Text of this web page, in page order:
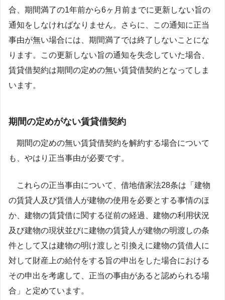
合、期間満了の1年前から6ヶ月前までに更新しない旨の
通知をしなければなりません。さらに、この通知に正当
事由が無い場合には、期間満了では終了しないことにな
ります。
この更新しない旨の通知を失念していた場合、
賃貸借契約は期間の定めの無い賃貸借契約となってしま
います。
期間の定めがない賃貸借契約
期間の定めの無い賃貸借契約を解約する場合について
も、やはり正当事由が必要です。
これらの正当事由について、借地借家法28条は「建物
の賃貸人及び賃借人が建物の使用を必要とする事情のほ
か、建物の賃貸借に関する従前の経過、建物の利用状況
及び建物の現状並びに建物の賃貸人が建物の明渡しの条
件として又は建物の明け渡しと引換えに建物の賃借人に
対して財産上の給付をする旨の申出をした場合における
その申出を考慮して、正当の事由があると認められる場
合」と定めています。